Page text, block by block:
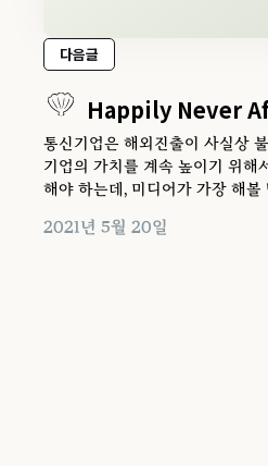
다음글
Happily Never
통신기업은 해외진출이 사실상
기업의 가치를 계속 높이기 위해
해야 하는데, 미디어가 가장 해볼
2021년 5월 20일